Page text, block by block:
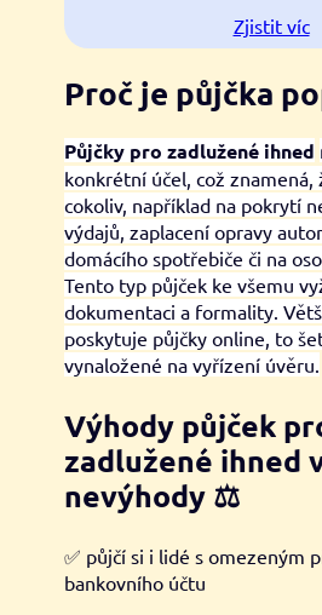
Zjistit víc
Proč je půjčka
Půjčky pro zadlužené ihned
konkrétní účel, což
cokoliv, například na pokrytí
výdajů, zaplacení opravy
domácího spotřebiče či na
Tento typ půjček ke všemu
dokumentaci a formality.
poskytuje půjčky online, to
vynaložené na vyřízení úvěru.
Výhody půjček
zadlužené ihned
nevýhody⚖️
✅ půjčí si i lidé s omezeným
bankovního účtu